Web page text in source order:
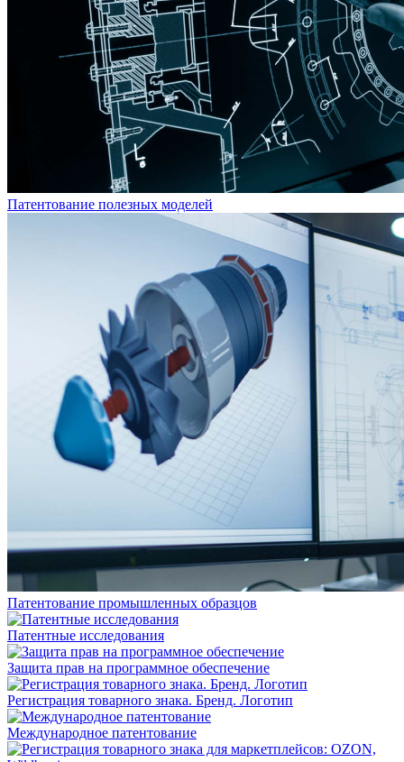
Патентование полезных моделей
Патентование промышленных образцов
Патентные исследования
Защита прав на программное обеспечение
Регистрация товарного знака. Бренд. Логотип
Международное патентование